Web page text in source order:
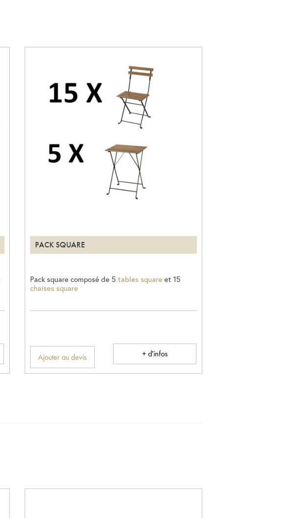
PACK SQUARE
Pack square composé de 5 tables square et 15
chaises square
Ajouter au devis + d'infos